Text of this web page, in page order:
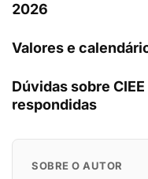
2026
Valores e
Dúvidas sobre
respondidas
SOBRE O AUTOR